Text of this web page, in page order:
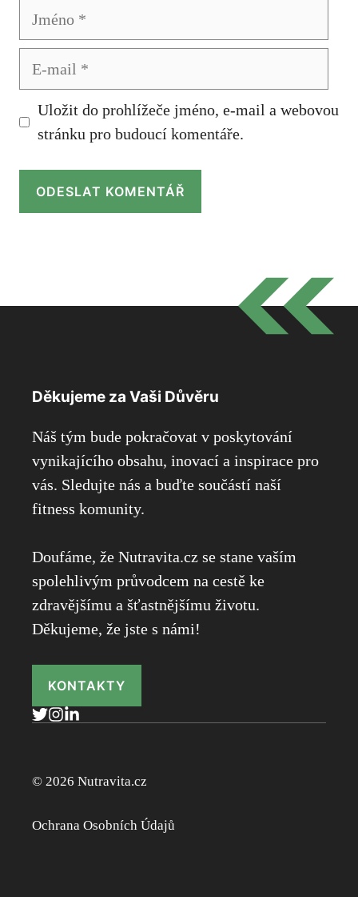
Jméno
Uložit do prohlížeče jméno, e-mail a webovou
stránku pro budoucí komentáře.
Děkujeme za Vaši Důvěru
Náš tým bude pokračovat v poskytování
vynikajícího obsahu, inovací a inspirace pro
vás. Sledujte nás a buďte součástí naší
fitness komunity.
Doufáme, že Nutravita.cz se stane vaším
spolehlivým průvodcem na cestě ke
zdravějšímu a šťastnějšímu životu.
Děkujeme, že jste s námi!
KONTAKTY
© 2026 Nutravita.cz
Ochrana Osobních Údajů